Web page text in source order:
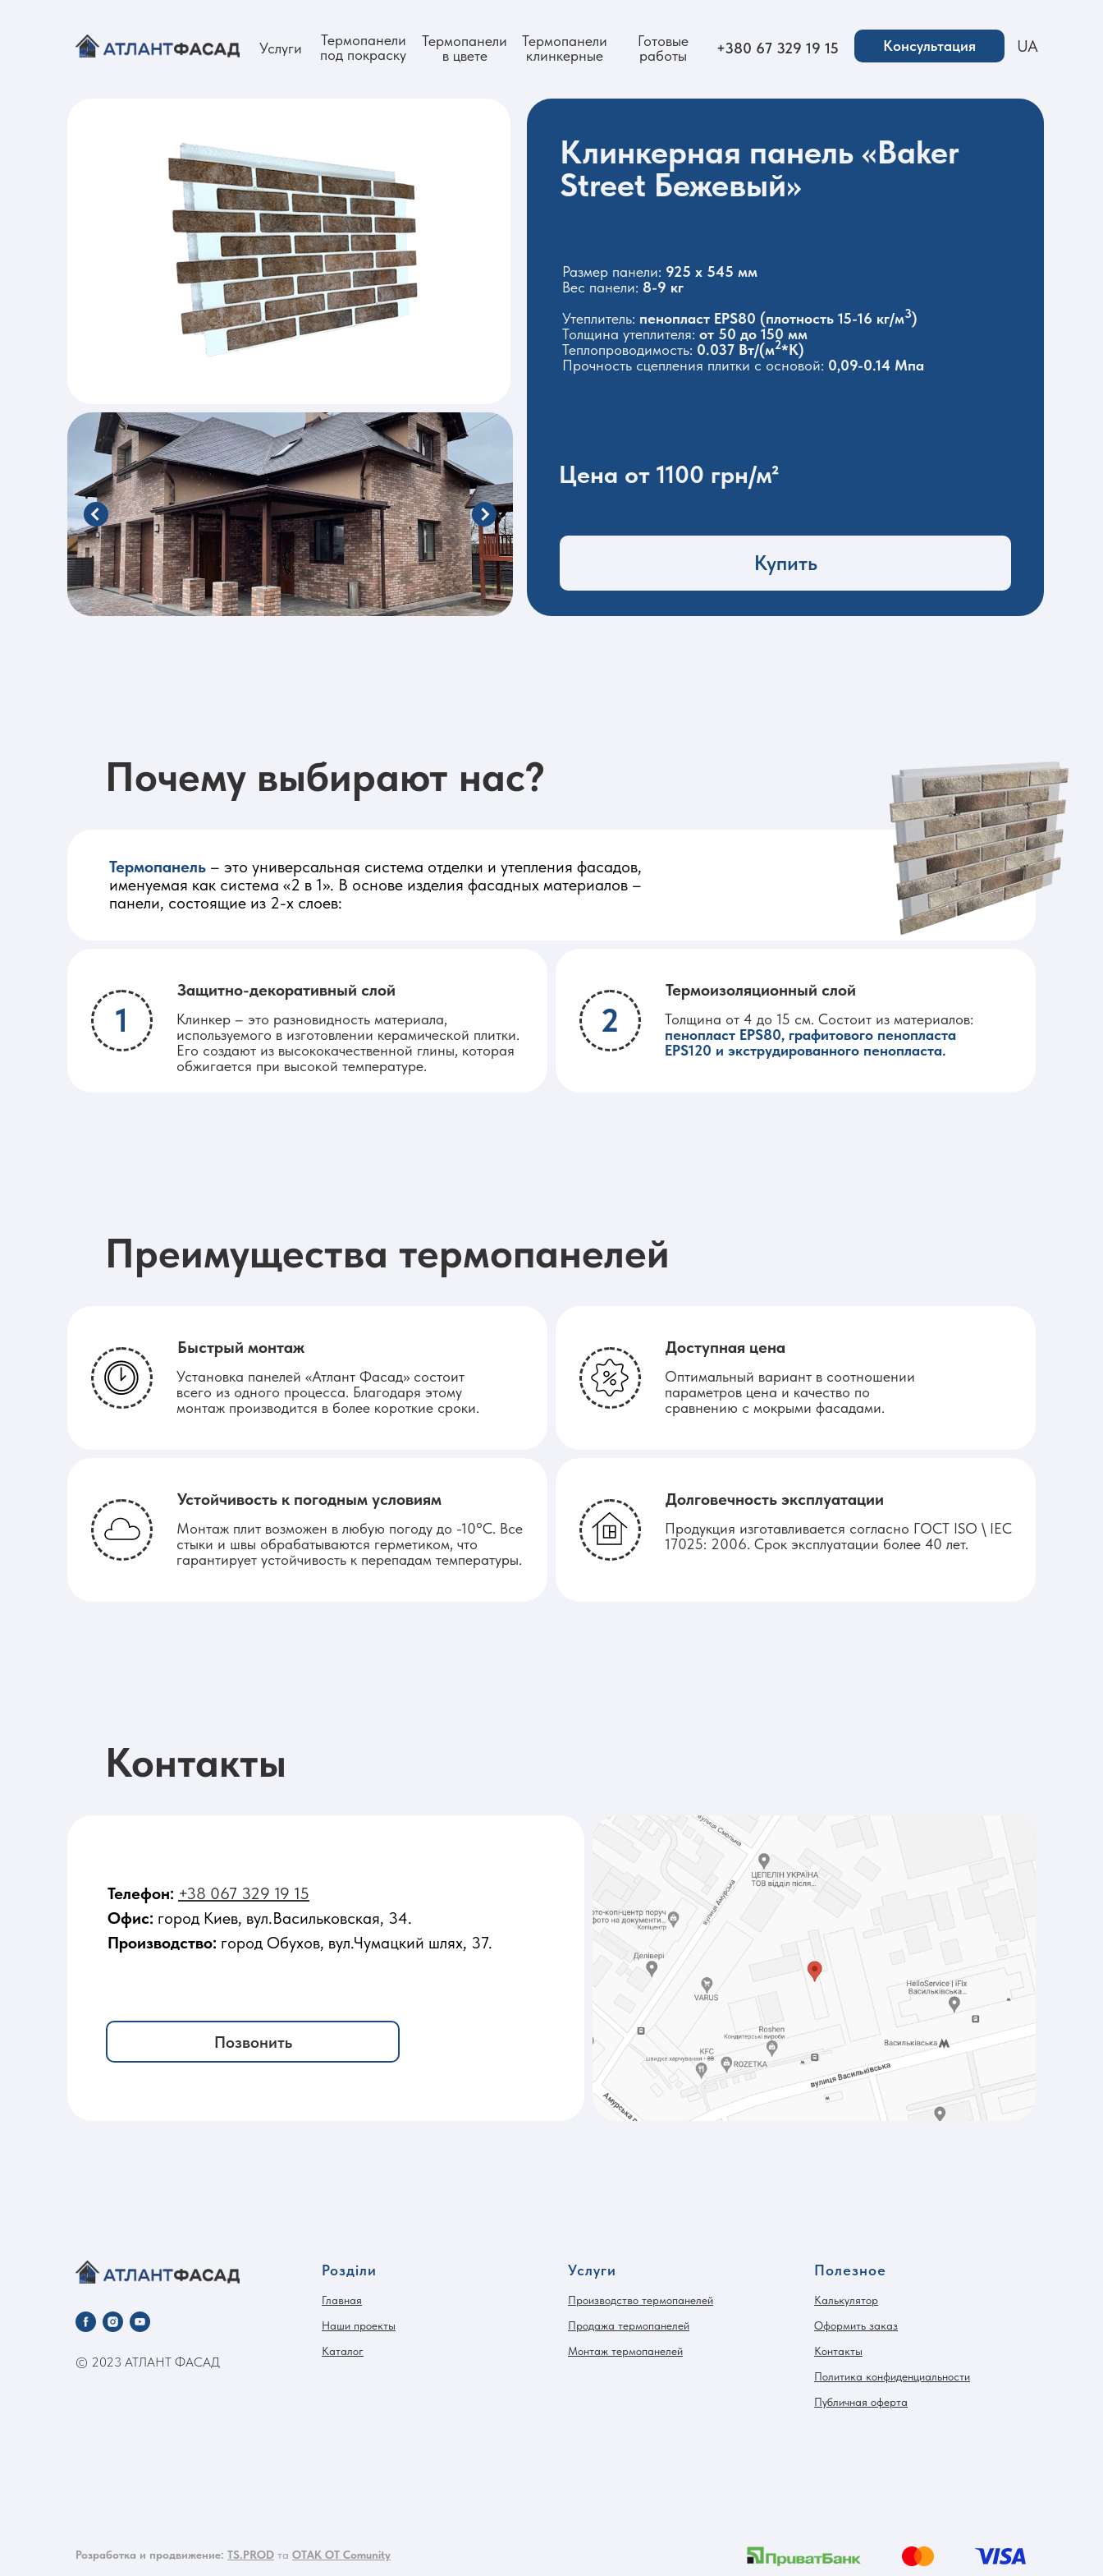
Услуги
Термопанели
под покраску
Термопанели
в цвете
Термопанели
клинкерные
Готовые
работы
+380 67 329 19 15 Консультация UA
Клинкерная панель «Baker
Street Бежевый»
Купить
Цена от 1100 грн/м²
Размер панели: 925 x 545 мм
Вес панели: 8-9 кг
Утеплитель: пенопласт EPS80 (плотность 15-16 кг/м3)
Толщина утеплителя: от 50 до 150 мм
Теплопроводимость: 0.037 Вт/(м2*К)
Прочность сцепления плитки с основой: 0,09-0.14 Мпа
Термоизоляционный слой
2
Толщина от 4 до 15 см. Состоит из материалов:
пенопласт EPS80, графитового пенопласта
EPS120 и экструдированного пенопласта.
Защитно-декоративный слой
1
Клинкер – это разновидность материала,
используемого в изготовлении керамической плитки.
Его создают из высококачественной глины, которая
обжигается при высокой температуре.
Почему выбирают нас?
Термопанель – это универсальная система отделки и утепления фасадов,
именуемая как система «2 в 1». В основе изделия фасадных материалов –
панели, состоящие из 2-х слоев:
Быстрый монтаж
Установка панелей «Атлант Фасад» состоит
всего из одного процесса. Благодаря этому
монтаж производится в более короткие сроки.
Долговечность эксплуатации
Продукция изготавливается согласно ГОСТ ISO \ IEC
17025: 2006. Срок эксплуатации более 40 лет.
Доступная цена
Оптимальный вариант в соотношении
параметров цена и качество по
сравнению с мокрыми фасадами.
Устойчивость к погодным условиям
Монтаж плит возможен в любую погоду до -10°C. Все
стыки и швы обрабатываются герметиком, что
гарантирует устойчивость к перепадам температуры.
Преимущества термопанелей
Контакты
Телефон: +38 067 329 19 15
Офис: город Киев, вул.Васильковская, 34.
Производство: город Обухов, вул.Чумацкий шлях, 37.
Позвонить
© 2023 АТЛАНТ ФАСАД
Розділи
Главная
Наши проекты
Каталог
Услуги
Производство термопанелей
Продажа термопанелей
Монтаж термопанелей
Полезное
Калькулятор
Оформить заказ
Контакты
Политика конфиденциальности
Публичная оферта
Розработка и продвижение: TS.PROD та OTAK OT Comunity